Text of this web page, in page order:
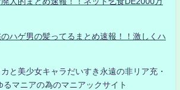
のハゲ男の髪ってるまとめ速報！！激しくハ
と美少女キャラだいすき永遠の非リア充・
マニアの為のマニアックサイト